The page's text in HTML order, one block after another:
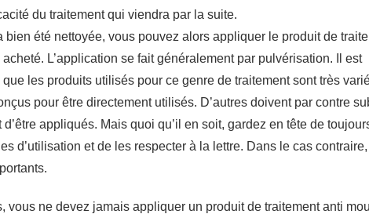
du traitement qui viendra par la suite.
bien été nettoyée, vous pouvez alors appliquer le produit de
L’application se fait généralement par pulvérisation. Il est
les produits utilisés pour ce genre de traitement sont très
pour être directement utilisés. D’autres doivent par contre
appliqués. Mais quoi qu’il en soit, gardez en tête de
d’utilisation et de les respecter à la lettre. Dans le cas
vous ne devez jamais appliquer un produit de traitement anti